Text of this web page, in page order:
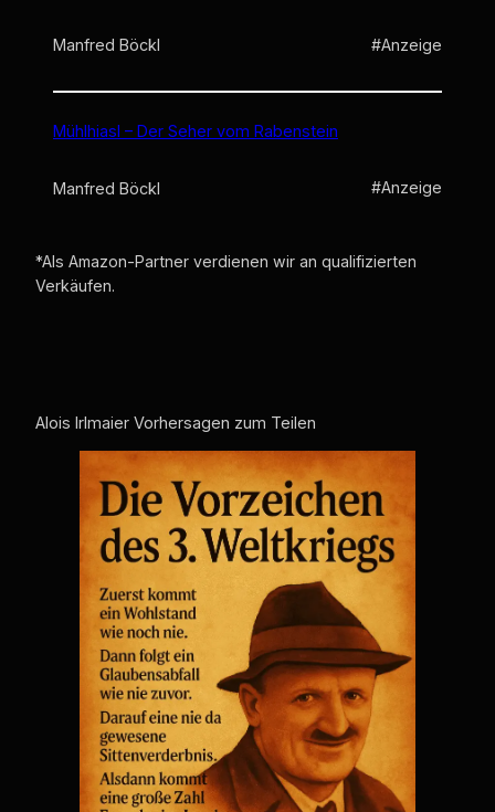
Manfred Böckl #Anzeige
Mühlhiasl – Der Seher vom Rabenstein
Manfred Böckl #Anzeige
*Als Amazon-Partner verdienen wir an qualifizierten
Verkäufen.
Alois Irlmaier Vorhersagen zum Teilen